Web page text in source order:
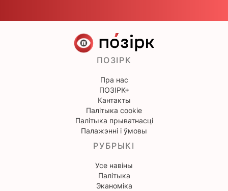
ПОЗІРК
Пра нас
ПОЗІРК+
Кантакты
Палітыка cookie
Палітыка прыватнасці
Палажэнні і ўмовы
РУБРЫКІ
Усе навіны
Палітыка
Эканоміка